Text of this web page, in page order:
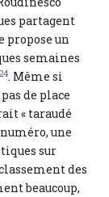
partagent
propose un
semaines
24. Même si
de place
« taraudé
une
sur
des
beaucoup,